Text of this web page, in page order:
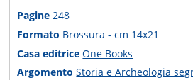
Pagine248
Formato Brossura - cm 14x21
Casa editriceOne Books
ArgomentoStoria e Archeologia